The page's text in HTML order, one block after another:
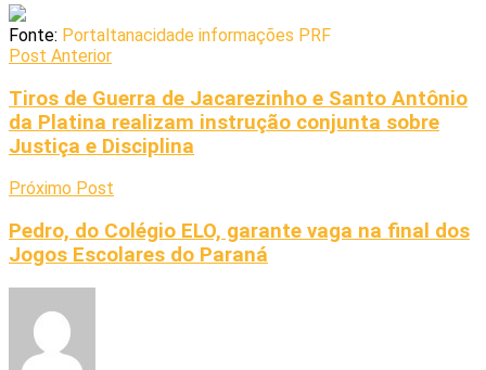
Fonte: Portaltanacidade informações PRF
Post Anterior
Tiros de Guerra de Jacarezinho e Santo Antônio
da Platina realizam instrução conjunta sobre
Justiça e Disciplina
Próximo Post
Pedro, do Colégio ELO, garante vaga na final dos
Jogos Escolares do Paraná